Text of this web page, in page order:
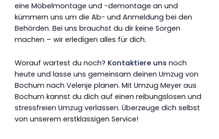
eine Möbelmontage und -demontage an und
kümmern uns um die Ab- und Anmeldung bei den
Behörden. Bei uns brauchst du dir keine Sorgen
machen – wir erledigen alles für dich.
Worauf wartest du noch? Kontaktiere uns noch
heute und lasse uns gemeinsam deinen Umzug von
Bochum nach Velenje planen. Mit Umzug Meyer aus
Bochum kannst du dich auf einen reibungslosen und
stressfreien Umzug verlassen. Überzeuge dich selbst
von unserem erstklassigen Service!